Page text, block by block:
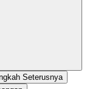
Seterusnya